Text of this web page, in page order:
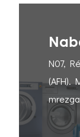
N07,
(AFH).